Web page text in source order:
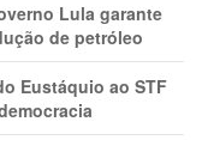
Lula garante
de petróleo
Eustáquio ao STF